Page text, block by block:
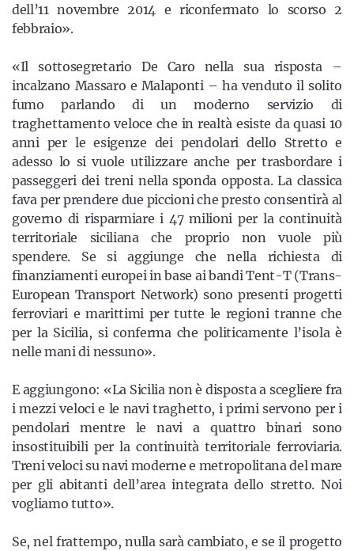
dell’11 novembre 2014 e riconfermato lo scorso 2
febbraio».
«Il sottosegretario De Caro nella sua risposta –
incalzano Massaro e Malaponti – ha venduto il solito
fumo parlando di un moderno servizio di
traghettamento veloce che in realtà esiste da quasi 10
anni per le esigenze dei pendolari dello Stretto e
adesso lo si vuole utilizzare anche per trasbordare i
passeggeri dei treni nella sponda opposta. La classica
fava per prendere due piccioni che presto consentirà al
governo di risparmiare i 47 milioni per la continuità
territoriale siciliana che proprio non vuole più
spendere. Se si aggiunge che nella richiesta di
finanziamenti europei in base ai bandi Tent-T (Trans-
European Transport Network) sono presenti progetti
ferroviari e marittimi per tutte le regioni tranne che
per la Sicilia, si conferma che politicamente l’isola è
nelle mani di nessuno».
E aggiungono: «La Sicilia non è disposta a scegliere fra
i mezzi veloci e le navi traghetto, i primi servono per i
pendolari mentre le navi a quattro binari sono
insostituibili per la continuità territoriale ferroviaria.
Treni veloci su navi moderne e metropolitana del mare
per gli abitanti dell’area integrata dello stretto. Noi
vogliamo tutto».
Se, nel frattempo, nulla sarà cambiato, e se il progetto